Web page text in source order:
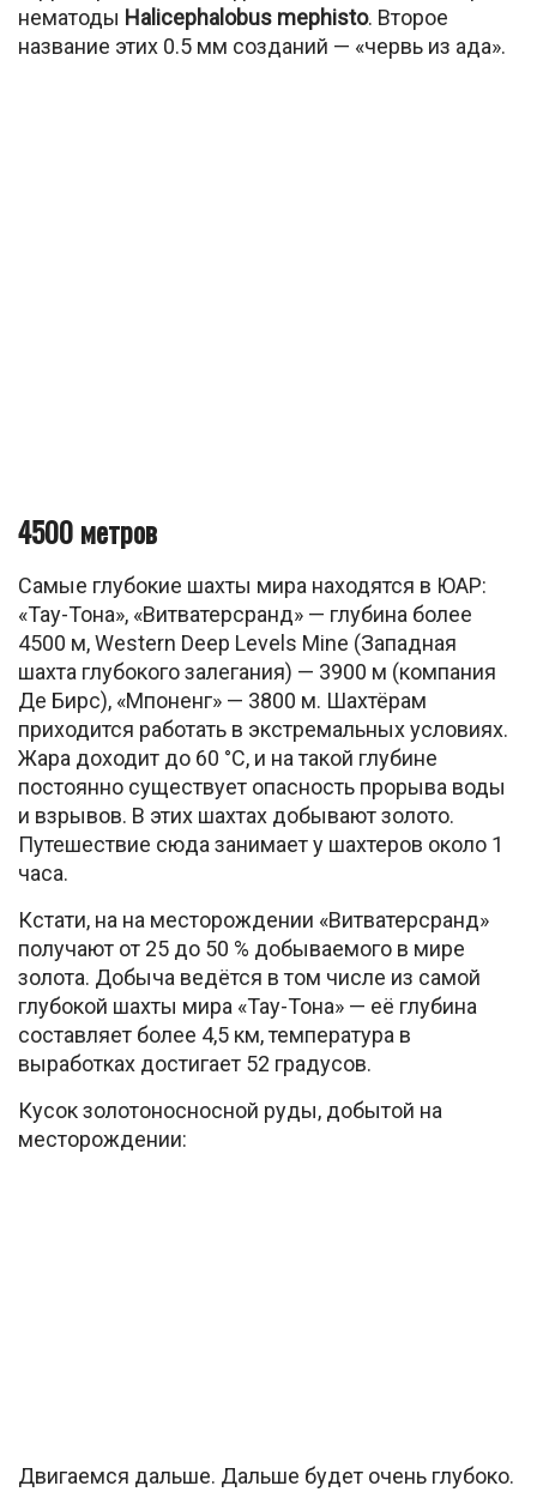
нематоды Halicephalobus mephisto. Второе
название этих 0.5 мм созданий — «червь из ада».
4500 метров
Самые глубокие шахты мира находятся в ЮАР:
«Тау-Тона», «Витватерсранд» — глубина более
4500 м, Western Deep Levels Mine (Западная
шахта глубокого залегания) — 3900 м (компания
Де Бирс), «Мпоненг» — 3800 м. Шахтёрам
приходится работать в экстремальных условиях.
Жара доходит до 60 °C, и на такой глубине
постоянно существует опасность прорыва воды
и взрывов. В этих шахтах добывают золото.
Путешествие сюда занимает у шахтеров около 1
часа.
Кстати, на на месторождении «Витватерсранд»
получают от 25 до 50 % добываемого в мире
золота. Добыча ведётся в том числе из самой
глубокой шахты мира «Тау-Тона» — её глубина
составляет более 4,5 км, температура в
выработках достигает 52 градусов.
Кусок золотоносносной руды, добытой на
месторождении:
Двигаемся дальше. Дальше будет очень глубоко.